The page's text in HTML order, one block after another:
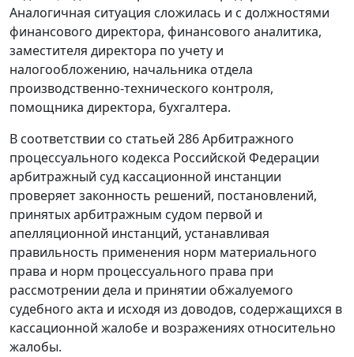
Аналогичная ситуация сложилась и с должностями
финансового директора, финансового аналитика,
заместителя директора по учету и
налогообложению, начальника отдела
производственно-технического контроля,
помощника директора, бухгалтера.
В соответствии со статьей 286Арбитражного
процессуального кодекса Российской Федерации
арбитражный суд кассационной инстанции
проверяет законность решений, постановлений,
принятых арбитражным судом первой и
апелляционной инстанций, устанавливая
правильность применения норм материального
права и норм процессуального права при
рассмотрении дела и принятии обжалуемого
судебного акта и исходя из доводов, содержащихся в
кассационной жалобе и возражениях относительно
жалобы.